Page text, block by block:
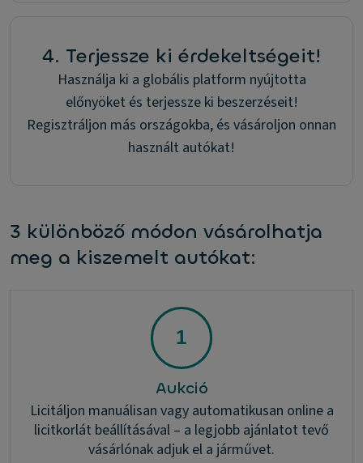
4. Terjessze ki érdekeltségeit!
Használja ki a globális platform nyújtotta
előnyöket és terjessze ki beszerzéseit!
Regisztráljon más országokba, és vásároljon onnan
használt autókat!
3 különböző módon vásárolhatja
meg a kiszemelt autókat:
Aukció
Licitáljon manuálisan vagy automatikusan online a
licitkorlát beállításával – a legjobb ajánlatot tevő
vásárlónak adjuk el a járművet.